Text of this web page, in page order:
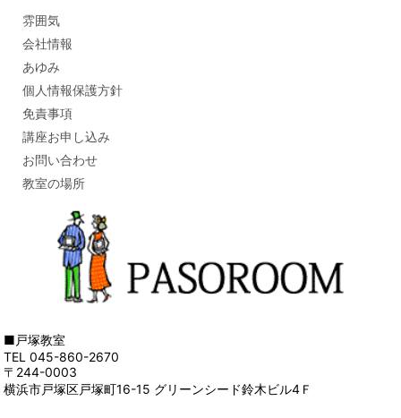
雰囲気
会社情報
あゆみ
個人情報保護方針
免責事項
講座お申し込み
お問い合わせ
教室の場所
■戸塚教室
TEL 045-860-2670
〒244-0003
横浜市戸塚区戸塚町16-15 グリーンシード鈴木ビル4Ｆ